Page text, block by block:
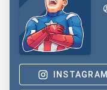
INSTAGRAM